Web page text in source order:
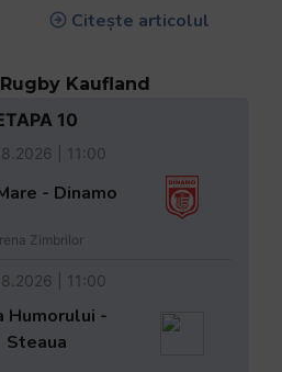
Citește articolul
Kaufland
10
| 11:00
- Dinamo
Zimbrilor
| 11:00
Humorului -
Steaua